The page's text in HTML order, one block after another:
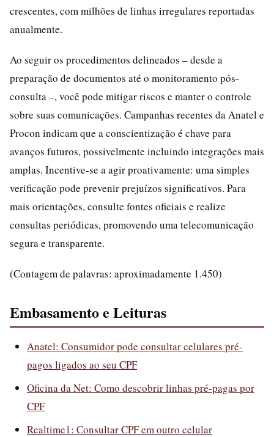
crescentes, com milhões de linhas irregulares reportadas
anualmente.
Ao seguir os procedimentos delineados – desde a
preparação de documentos até o monitoramento pós-
consulta –, você pode mitigar riscos e manter o controle
sobre suas comunicações. Campanhas recentes da Anatel e
Procon indicam que a conscientização é chave para
avanços futuros, possivelmente incluindo integrações mais
amplas. Incentive-se a agir proativamente: uma simples
verificação pode prevenir prejuízos significativos. Para
mais orientações, consulte fontes oficiais e realize
consultas periódicas, promovendo uma telecomunicação
segura e transparente.
(Contagem de palavras: aproximadamente 1.450)
Embasamento e Leituras
Anatel: Consumidor pode consultar celulares pré-
pagos ligados ao seu CPF
Oficina da Net: Como descobrir linhas pré-pagas por
CPF
Realtime1: Consultar CPF em outro celular